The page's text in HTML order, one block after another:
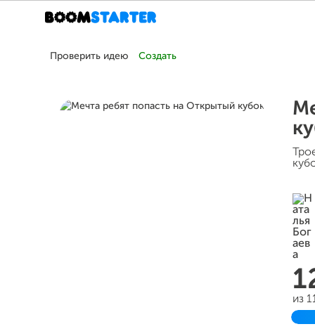
Проверить идею Создать
из